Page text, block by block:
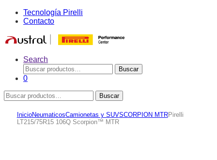
Tecnología Pirelli
Contacto
Search
Buscar
por:
Buscar
0
Buscar
por:
Buscar
InicioNeumaticosCamionetas y SUVSCORPION MTRPirelli
LT215/75R15 106Q Scorpion™ MTR